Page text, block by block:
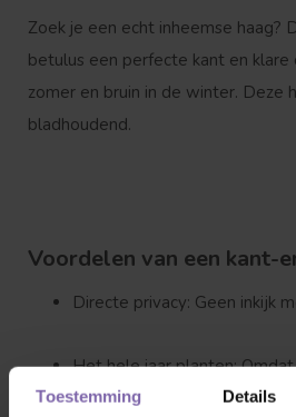
Toestemming Details
Zoek je een echt inheemse haag?
betulus een perfecte kant en klare
zomer en bruin in de winter. Deze
bladhoudend.
Voordelen van een kant-
Directe privacy: Geen inkijk
Het hele jaar planten:Omdat
kluit worden geleverd,